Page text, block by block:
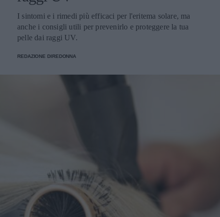
I sintomi e i rimedi più efficaci per l'eritema solare, ma
anche i consigli utili per prevenirlo e proteggere la tua
pelle dai raggi UV.
REDAZIONE DIREDONNA